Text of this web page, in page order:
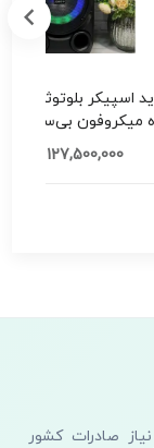
میکروفون بی‌سیم
کد H201
127,500,000 ریال
صادرات کشور